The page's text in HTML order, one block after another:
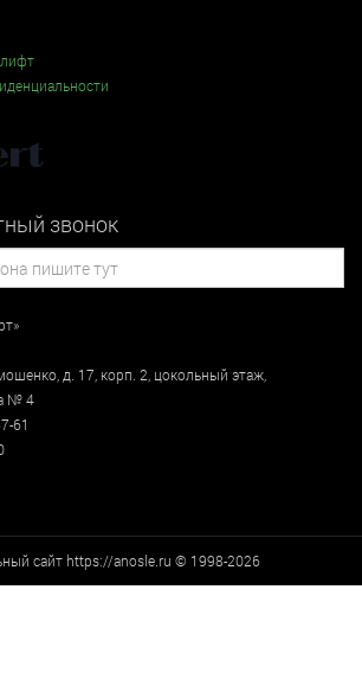
звонок
д. 17, корп. 2, цокольный этаж
№ 4
61
сайт https://anosle.ru © 1998-2026